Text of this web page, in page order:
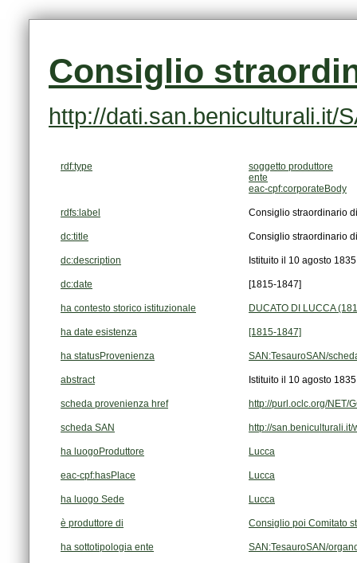
Consiglio
http://dati.san.beniculturali.it/
rdf:type
soggetto produttore
ente
eac-cpf:corporateBody
rdfs:label Consiglio straordinario
dc:title Consiglio straordinario
dc:description Istituito il 10 agosto
dc:date [1815-1847]
ha contesto storico istituzionale DUCATO DI LUCCA
ha date esistenza [1815-1847]
ha statusProvenienza SAN:TesauroSAN/
abstract Istituito il 10 agosto
scheda provenienza href http://purl.oclc.org/NET/
scheda SAN http://
ha luogoProduttore Lucca
eac-cpf:hasPlace Lucca
ha luogo Sede Lucca
è produttore di Consiglio poi Comitato
ha sottotipologia ente SAN:TesauroSAN/